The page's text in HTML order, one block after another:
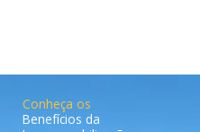
Conheça os
Benefícios da